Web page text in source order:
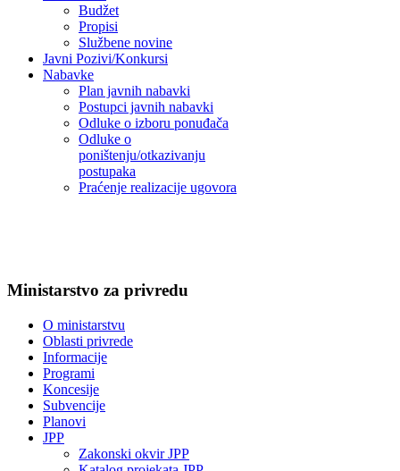
Budžet
Propisi
Službene novine
Javni Pozivi/Konkursi
Nabavke
Plan javnih nabavki
Postupci javnih nabavki
Odluke o izboru ponuđača
Odluke o
poništenju/otkazivanju
postupaka
Praćenje realizacije ugovora
Ministarstvo za privredu
O ministarstvu
Oblasti privrede
Informacije
Programi
Koncesije
Subvencije
Planovi
JPP
Zakonski okvir JPP